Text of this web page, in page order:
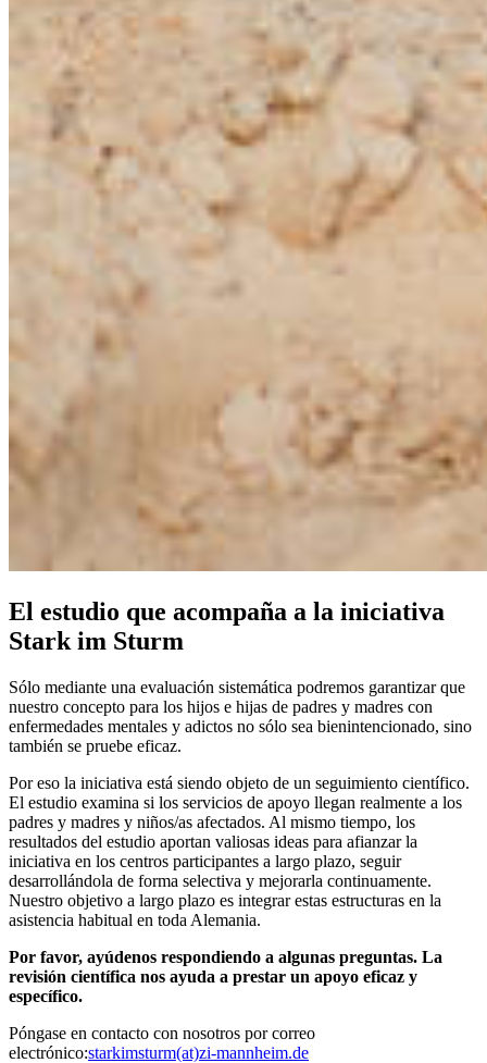
El estudio que acompaña a la iniciativa
Stark im Sturm
Sólo mediante una evaluación sistemática podremos garantizar que
nuestro concepto para los hijos e hijas de padres y madres con
enfermedades mentales y adictos no sólo sea bienintencionado, sino
también se pruebe eficaz.
Por eso la iniciativa está siendo objeto de un seguimiento científico.
El estudio examina si los servicios de apoyo llegan realmente a los
padres y madres y niños/as afectados. Al mismo tiempo, los
resultados del estudio aportan valiosas ideas para afianzar la
iniciativa en los centros participantes a largo plazo, seguir
desarrollándola de forma selectiva y mejorarla continuamente.
Nuestro objetivo a largo plazo es integrar estas estructuras en la
asistencia habitual en toda Alemania.
Por favor, ayúdenos respondiendo a algunas preguntas. La
revisión científica nos ayuda a prestar un apoyo eficaz y
específico.
Póngase en contacto con nosotros por correo
electrónico:starkimsturm(at)zi-mannheim.de